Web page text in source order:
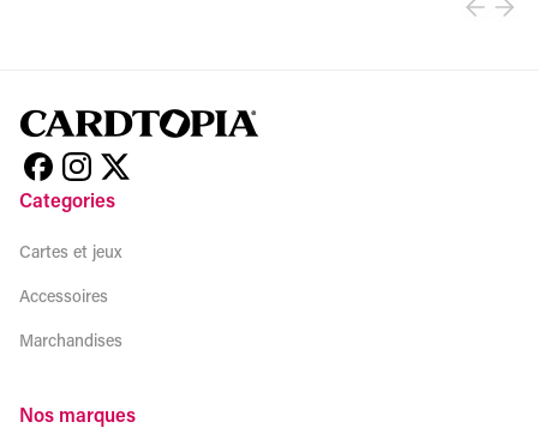
Categories
Cartes et jeux
Accessoires
Marchandises
Nos marques